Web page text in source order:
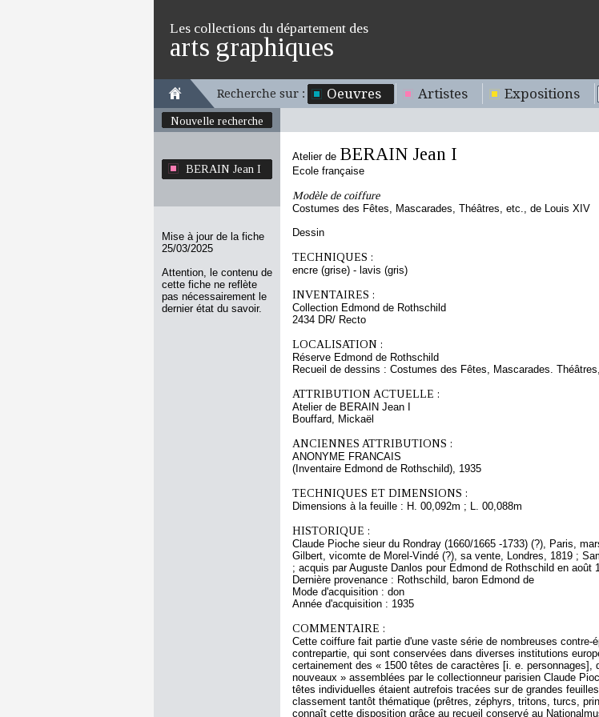
Les collections du département des
arts graphiques
Recherche sur : Oeuvres Artistes Expositions
Nouvelle recherche
BERAIN Jean I
Mise à jour de la fiche
25/03/2025
Attention, le contenu de
cette fiche ne reflète
pas nécessairement le
dernier état du savoir.
Atelier de BERAIN Jean I
Ecole française
Modèle de coiffure
Costumes des Fêtes, Mascarades, Théâtres, etc., de Louis XIV
Dessin
TECHNIQUES :
encre (grise) - lavis (gris)
INVENTAIRES :
Collection Edmond de Rothschild
2434 DR/ Recto
LOCALISATION :
Réserve Edmond de Rothschild
Recueil de dessins : Costumes des Fêtes, Mascarades.
ATTRIBUTION ACTUELLE :
Atelier de BERAIN Jean I
Bouffard, Mickaël
ANCIENNES ATTRIBUTIONS :
ANONYME FRANCAIS
(Inventaire Edmond de Rothschild), 1935
TECHNIQUES ET DIMENSIONS :
Dimensions à la feuille : H. 00,092m ; L. 00,088m
HISTORIQUE :
Claude Pioche sieur du Rondray (1660/1665 -1733) (?), Paris,
Gilbert, vicomte de Morel-Vindé (?), sa vente, Londres, 1819 ;
; acquis par Auguste Danlos pour Edmond de Rothschild en
Dernière provenance : Rothschild, baron Edmond de
Mode d'acquisition : don
Année d'acquisition : 1935
COMMENTAIRE :
Cette coiffure fait partie d'une vaste série de nombreuses
contrepartie, qui sont conservées dans diverses institutions
certainement des « 1500 têtes de caractères [i. e.
nouveaux » assemblées par le collectionneur parisien Claude
têtes individuelles étaient autrefois tracées sur de grandes
classement tantôt thématique (prêtres, zéphyrs, tritons, turcs,
connaît cette disposition grâce au recueil conservé au